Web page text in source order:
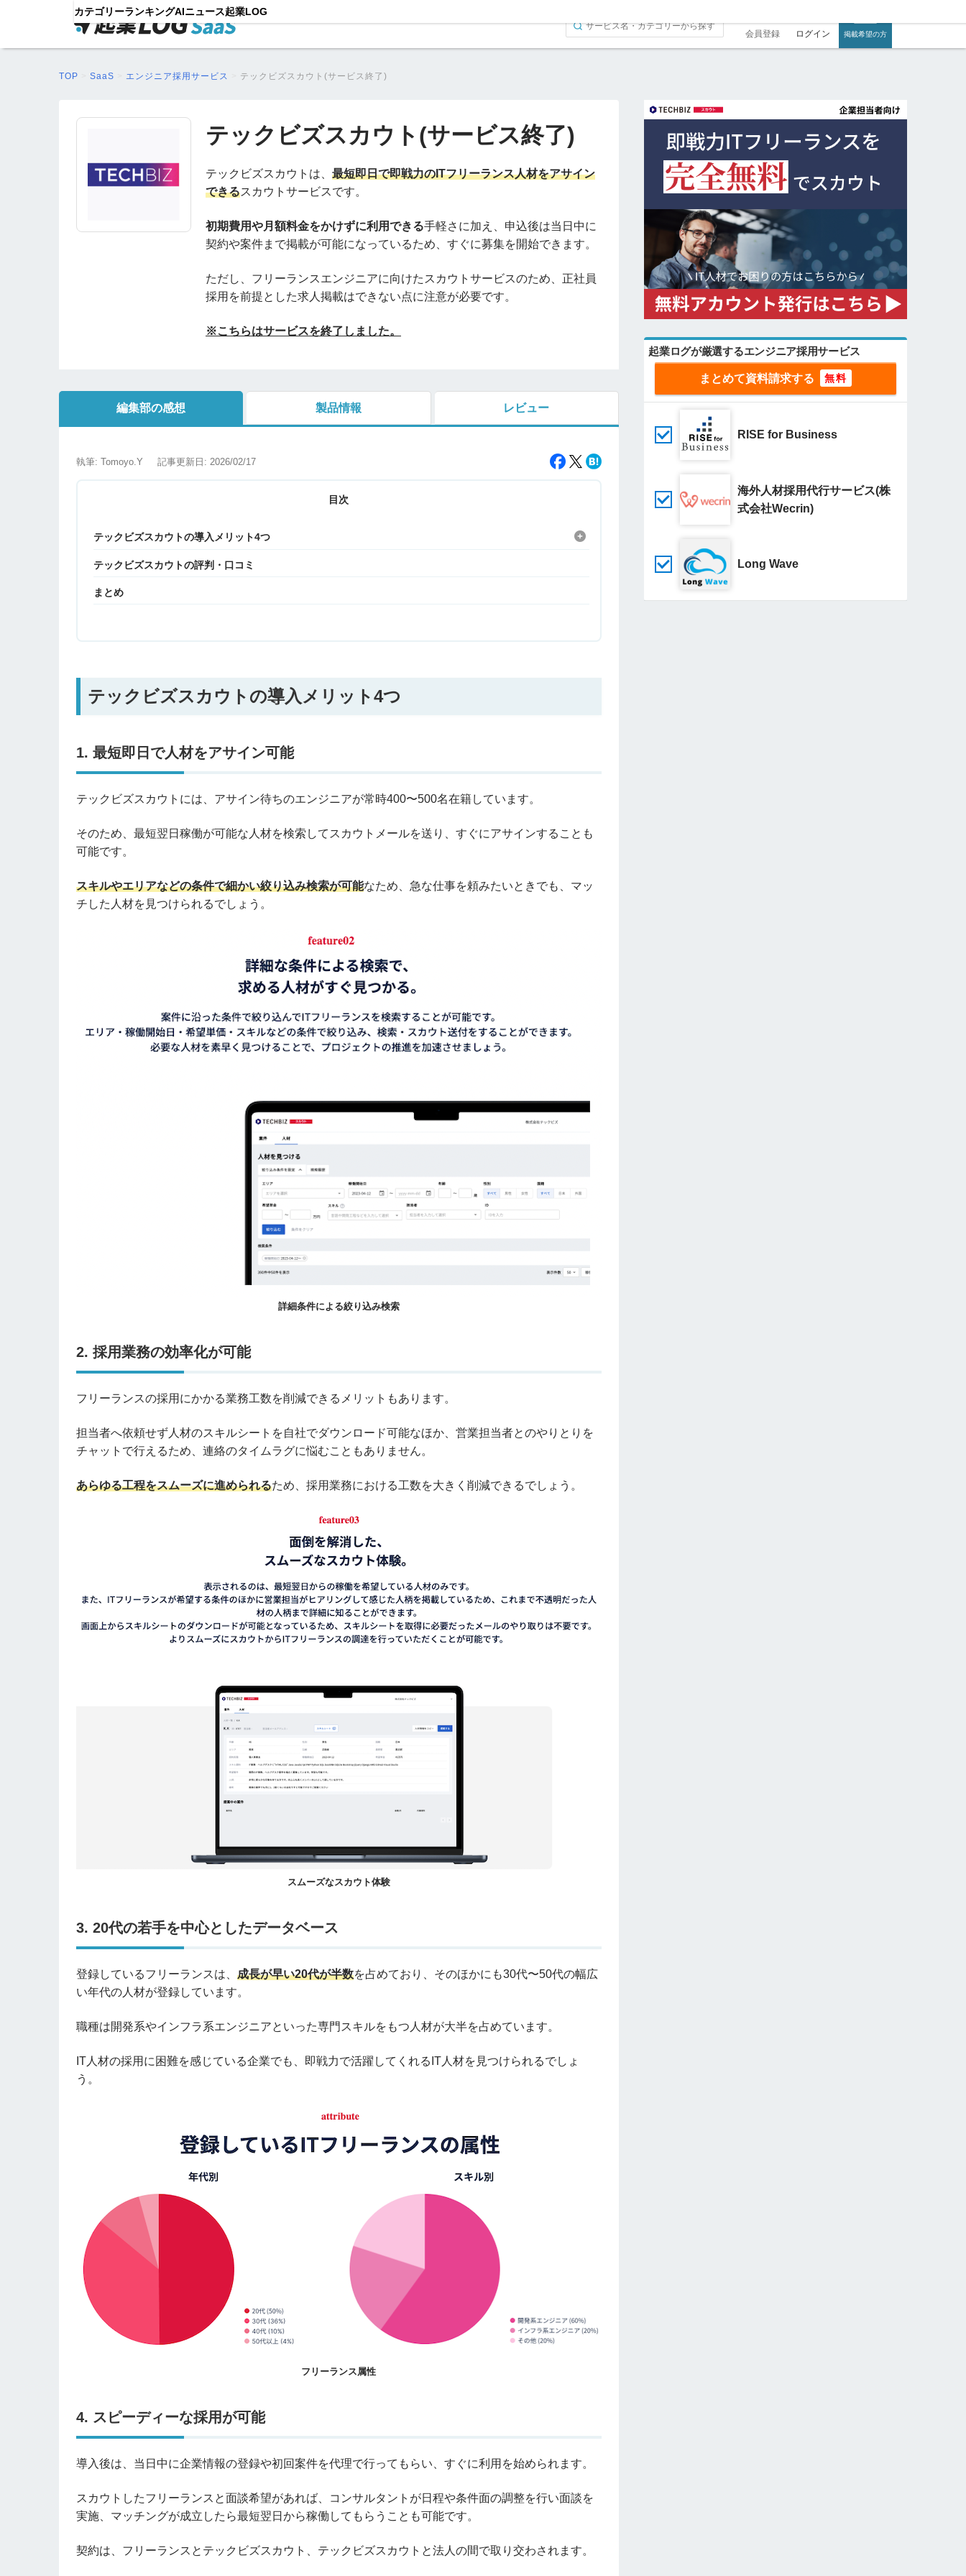
カテゴリーランキングAIニュース起業LOG
会員登録 ログイン 掲載希望の方
TOP SaaS エンジニア採用サービス テックビズスカウト(サービス終了)
テックビズスカウト(サービス終了)
テックビズスカウトは、 最短即日で即戦力のITフリーランス人材をアサイン
できるスカウトサービスです。
初期費用や月額料金をかけずに利用できる手軽さに加え、申込後は当日中に
契約や案件まで掲載が可能になっているため、すぐに募集を開始できます。
ただし、フリーランスエンジニアに向けたスカウトサービスのため、正社員
採用を前提とした求人掲載はできない点に注意が必要です。
※こちらはサービスを終了しました。
編集部の感想 製品情報 レビュー
執筆: Tomoyo.Y 記事更新日: 2026/02/17
目次
テックビズスカウトの導入メリット4つ
テックビズスカウトの評判・口コミ
まとめ
テックビズスカウトの導入メリット4つ
1. 最短即日で人材をアサイン可能
テックビズスカウトには、アサイン待ちのエンジニアが常時400〜500名在籍しています。
そのため、最短翌日稼働が可能な人材を検索してスカウトメールを送り、すぐにアサインすることも
可能です。
スキルやエリアなどの条件で細かい絞り込み検索が可能なため、急な仕事を頼みたいときでも、マッ
チした人材を見つけられるでしょう。
詳細条件による絞り込み検索
2. 採用業務の効率化が可能
フリーランスの採用にかかる業務工数を削減できるメリットもあります。
担当者へ依頼せず人材のスキルシートを自社でダウンロード可能なほか、営業担当者とのやりとりを
チャットで行えるため、連絡のタイムラグに悩むこともありません。
あらゆる工程をスムーズに進められるため、採用業務における工数を大きく削減できるでしょう。
スムーズなスカウト体験
3. 20代の若手を中心としたデータベース
登録しているフリーランスは、 成長が早い20代が半数を占めており、そのほかにも30代〜50代の幅広
い年代の人材が登録しています。
職種は開発系やインフラ系エンジニアといった専門スキルをもつ人材が大半を占めています。
IT人材の採用に困難を感じている企業でも、即戦力で活躍してくれるIT人材を見つけられるでしょ
う。
フリーランス属性
4. スピーディーな採用が可能
導入後は、当日中に企業情報の登録や初回案件を代理で行ってもらい、すぐに利用を始められます。
スカウトしたフリーランスと面談希望があれば、コンサルタントが日程や条件面の調整を行い面談を
実施、マッチングが成立したら最短翌日から稼働してもらうことも可能です。
契約は、フリーランスとテックビズスカウト、テックビズスカウトと法人の間で取り交わされます。
起業ログが厳選するエンジニア採用サービス
まとめて資料請求する
RISE for Business
海外人材採用代行サービス(株
式会社Wecrin)
Long Wave